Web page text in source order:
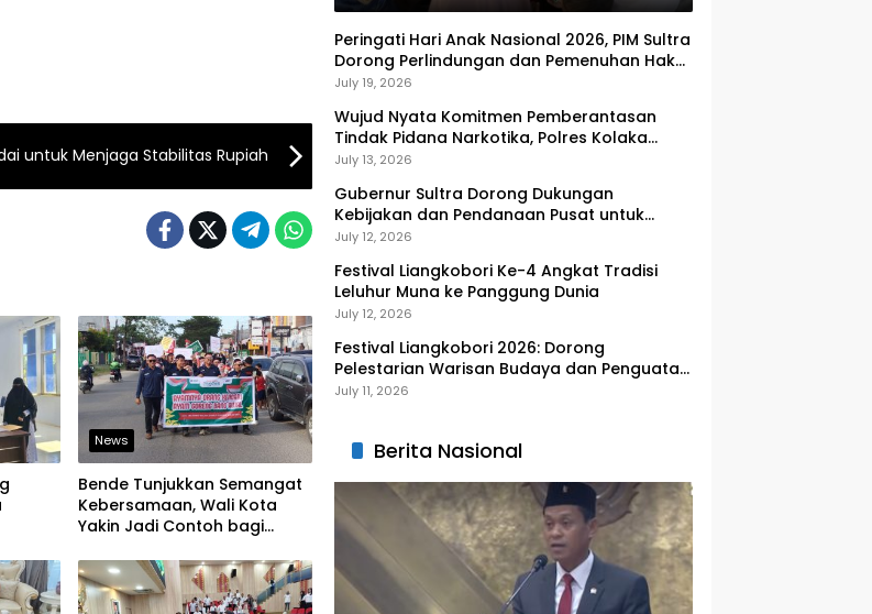
untuk Menjaga Stabilitas Rupiah
News
Bende Tunjukkan Semangat
Kebersamaan, Wali Kota
Yakin Jadi Contoh bagi
Peringati Hari Anak Nasional 2026, PIM Sultra
Dorong Perlindungan dan Pemenuhan Hak
Anak Pesisir
July 19, 2026
Wujud Nyata Komitmen Pemberantasan
Tindak Pidana Narkotika, Polres Kolaka
Gagalkan Peredaran 3 Kg Sabu-Sabu
July 13, 2026
Gubernur Sultra Dorong Dukungan
Kebijakan dan Pendanaan Pusat untuk
Pengembangan Kawasan Liangkobhori
July 12, 2026
Festival Liangkobori Ke-4 Angkat Tradisi
Leluhur Muna ke Panggung Dunia
July 12, 2026
Festival Liangkobori 2026: Dorong
Pelestarian Warisan Budaya dan Penguatan
Ekonomi Masyarakat
July 11, 2026
Berita Nasional